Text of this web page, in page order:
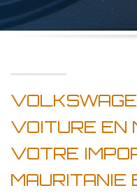
VOITURE EN
VOTRE
MAURITANIE